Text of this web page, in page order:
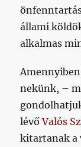
állami
alkalmas
nekünk, –
lévőValós
kitartanak a